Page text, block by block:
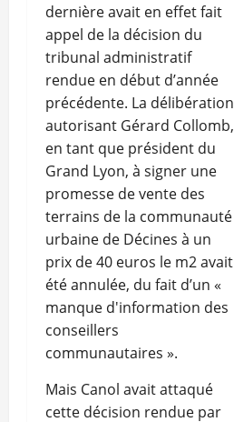
dernière avait en effet fait
appel de la décision du
tribunal administratif
rendue en début d’année
précédente. La délibération
autorisant Gérard Collomb,
en tant que président du
Grand Lyon, à signer une
promesse de vente des
terrains de la communauté
urbaine de Décines à un
prix de 40 euros le m2 avait
été annulée, du fait d’un «
manque d'information des
conseillers
communautaires ».
Mais Canol avait attaqué
cette décision rendue par